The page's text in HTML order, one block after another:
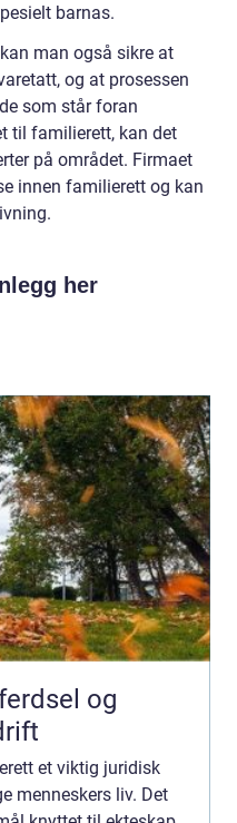
barnas.
man også sikre at
og at prosessen
som står foran
til familierett, kan det
på området. Firmaet
innen familierett og kan
her
og
et viktig juridisk
menneskers liv. Det